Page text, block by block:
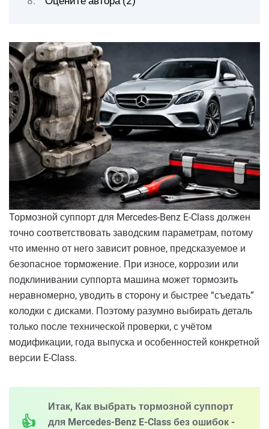
Тормозной суппорт для Mercedes-Benz E-Class должен
точно соответствовать заводским параметрам, потому
что именно от него зависит ровное, предсказуемое и
безопасное торможение. При износе, коррозии или
подклинивании суппорта машина может тормозить
неравномерно, уводить в сторону и быстрее “съедать”
колодки с дисками. Поэтому разумно выбирать деталь
только после технической проверки, с учётом
модификации, года выпуска и особенностей конкретной
версии E-Class.
Итак, Как выбрать тормозной суппорт
для Mercedes-Benz E-Class без ошибок -